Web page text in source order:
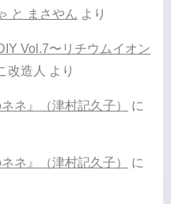
と まさやん より
Vol.7〜リチウムイオン
改造人 より
ネ』（津村記久子）
に
ネ』（津村記久子）
に